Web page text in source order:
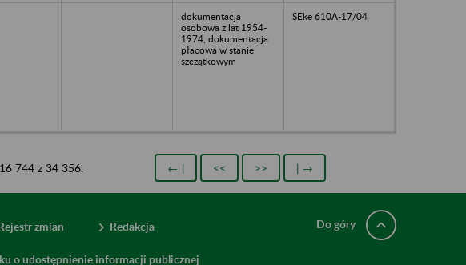
dokumentacja
osobowa z lat 1954-
1974, dokumentacja
płacowa w stanie
szczątkowym
SEke 610A-17/04
744 z 34 356. ← | << >> | →
zmian Redakcja
o udostępnienie informacji publicznej
Do góry